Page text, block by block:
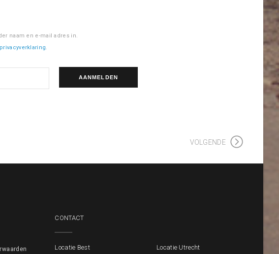
naam en e-mail adres in.
privacyverklaring.
VOLGENDE
CONTACT
Locatie Best Locatie Utrecht